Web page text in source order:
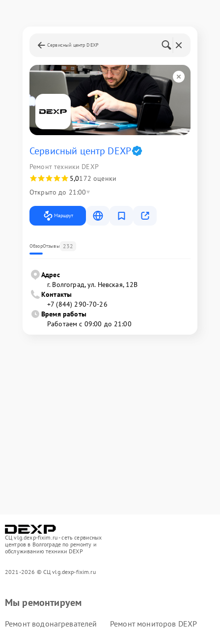
Сервисный центр DEXP
Сервисный центр DEXP
Ремонт техники DEXP
5,0172 оценки
Открыто до 21:00
Маршрут
ОбзорОтзывы 232
Адрес
г. Волгоград, ул. Невская, 12В
Контакты
+7 (844) 290-70-26
Время работы
Работаем с 09:00 до 21:00
СЦ vlg.dexp-fixim.ru - сеть сервисных
центров в Волгограде по ремонту и
обслуживанию техники DEXP
2021-2026 © СЦ vlg.dexp-fixim.ru
Мы ремонтируем
Ремонт водонагревателей
Ремонт мониторов DEXP